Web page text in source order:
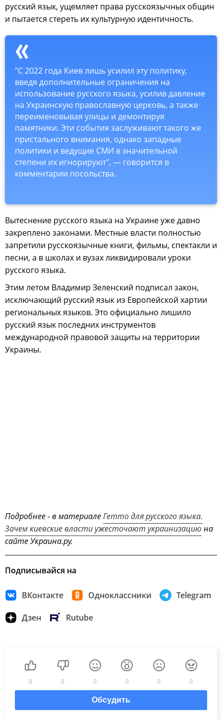
русский язык, ущемляет права русскоязычных общин
и пытается стереть их культурную идентичность.
"С 2022 года Киев лишь усилил эту политику,
введя дополнительные ограничения на
использование русского языка, усилив давление
на Украинскую православную церковь, а также
переименовывая улицы и демонтируя
памятники. Эти события заслуживают такого же
пристального внимания, однако западные
политики и ведущие СМИ в значительной
степени их игнорируют", — говорится в
комментарии посольства.
Вытеснение русского языка на Украине уже давно
закреплено законами. Местные власти полностью
запретили русскоязычные книги, фильмы, спектакли и
песни, а в школах и вузах ликвидировали уроки
русского языка.
Этим летом Владимир Зеленский подписал закон,
исключающий русский язык из Европейской хартии
региональных языков. Это официально лишило
русский язык последних инструментов
международной правовой защиты на территории
Украины.
Подробнее - в материалеГетто для русского языка.
Зачем киевские власти ужесточают украинизацию на
сайте Украина.ру.
Подписывайся на
ВКонтакте Одноклассники Telegram
Дзен Rutube
0 0 0 0 0 0
Обсудить